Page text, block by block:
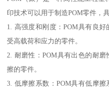
印技术可以用于制造POM零件，
1. 高强度和刚度：POM具有良
受高载荷和应力的零件。
2. 耐磨性：POM具有出色的耐
擦的零件。
3. 低摩擦系数：POM具有低摩